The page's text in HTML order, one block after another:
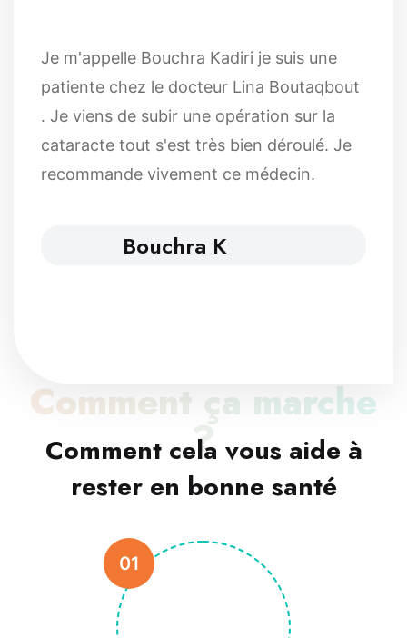
Je m'appelle Bouchra Kadiri je suis une
patiente chez le docteur Lina Boutaqbout
. Je viens de subir une opération sur la
cataracte tout s'est très bien déroulé. Je
recommande vivement ce médecin.
Bouchra K
Comment ça marche
?
Comment cela vous aide à
rester en bonne santé
01